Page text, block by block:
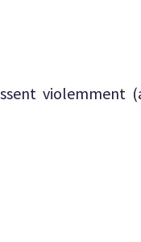
violemment